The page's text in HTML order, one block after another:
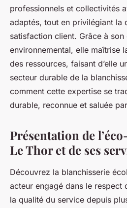
Lou•17 février 2026 •5 min de
professionnels et collectivités
adaptés, tout en privilégiant la
satisfaction client. Grâce à son
environnemental, elle maîtrise
des ressources, faisant d’elle
secteur durable de la
comment cette expertise se
durable, reconnue et saluée
Présentation de
Le Thor et de ses
Découvrez la blanchisserie
acteur engagé dans le respect
la qualité du service depuis